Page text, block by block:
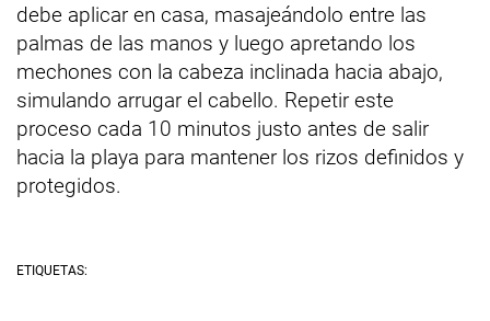
debe aplicar en casa, masajeándolo entre las
palmas de las manos y luego apretando los
mechones con la cabeza inclinada hacia abajo,
simulando arrugar el cabello. Repetir este
proceso cada 10 minutos justo antes de salir
hacia la playa para mantener los rizos definidos y
protegidos.
ETIQUETAS: